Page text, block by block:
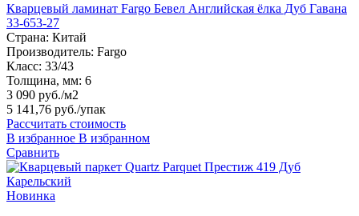
Кварцевый ламинат Fargo Бевел Английская ёлка Дуб Гавана
33-653-27
Страна: Китай
Производитель: Fargo
Класс: 33/43
Толщина, мм: 6
3 090 руб./м2
5 141,76 руб./упак
Рассчитать стоимость
В избранное В избранном
Сравнить
Новинка